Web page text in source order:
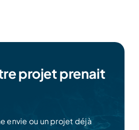
projet prenait
envie ou un projet déjà